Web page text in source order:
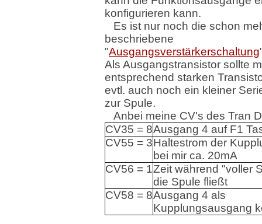
konfigurieren kann.
Es ist nur noch die schon
beschriebene
"Ausgangsverstärkerschaltung
Als Ausgangstransistor sollte
entsprechend starken
evtl. auch noch ein kleiner
zur Spule.
Anbei meine CV's des Tran
CV35 = 8Ausgang 4 auf F1
CV55 = 3Haltestrom der
bei mir ca. 20mA
CV56 = 1Zeit während "voller
die Spule fließt
CV58 = 8Ausgang 4 als
Kupplungsausgang